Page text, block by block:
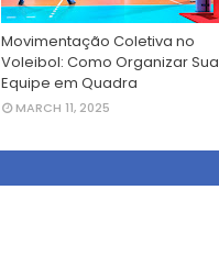
Movimentação Coletiva no
Voleibol: Como Organizar Sua
Equipe em Quadra
MARCH 11, 2025